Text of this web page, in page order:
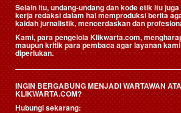
Selain itu, undang-undang dan kode etik itu
kerja redaksi dalam hal memproduksi berita
kaidah jurnalistik, mencerdaskan dan
Kami, para pengelola Klikwarta.com,
maupun kritik para pembaca agar layanan
diperlukan.
INGIN BERGABUNG MENJADI WARTAWAN
KLIKWARTA.COM?
Hubungi sekarang: